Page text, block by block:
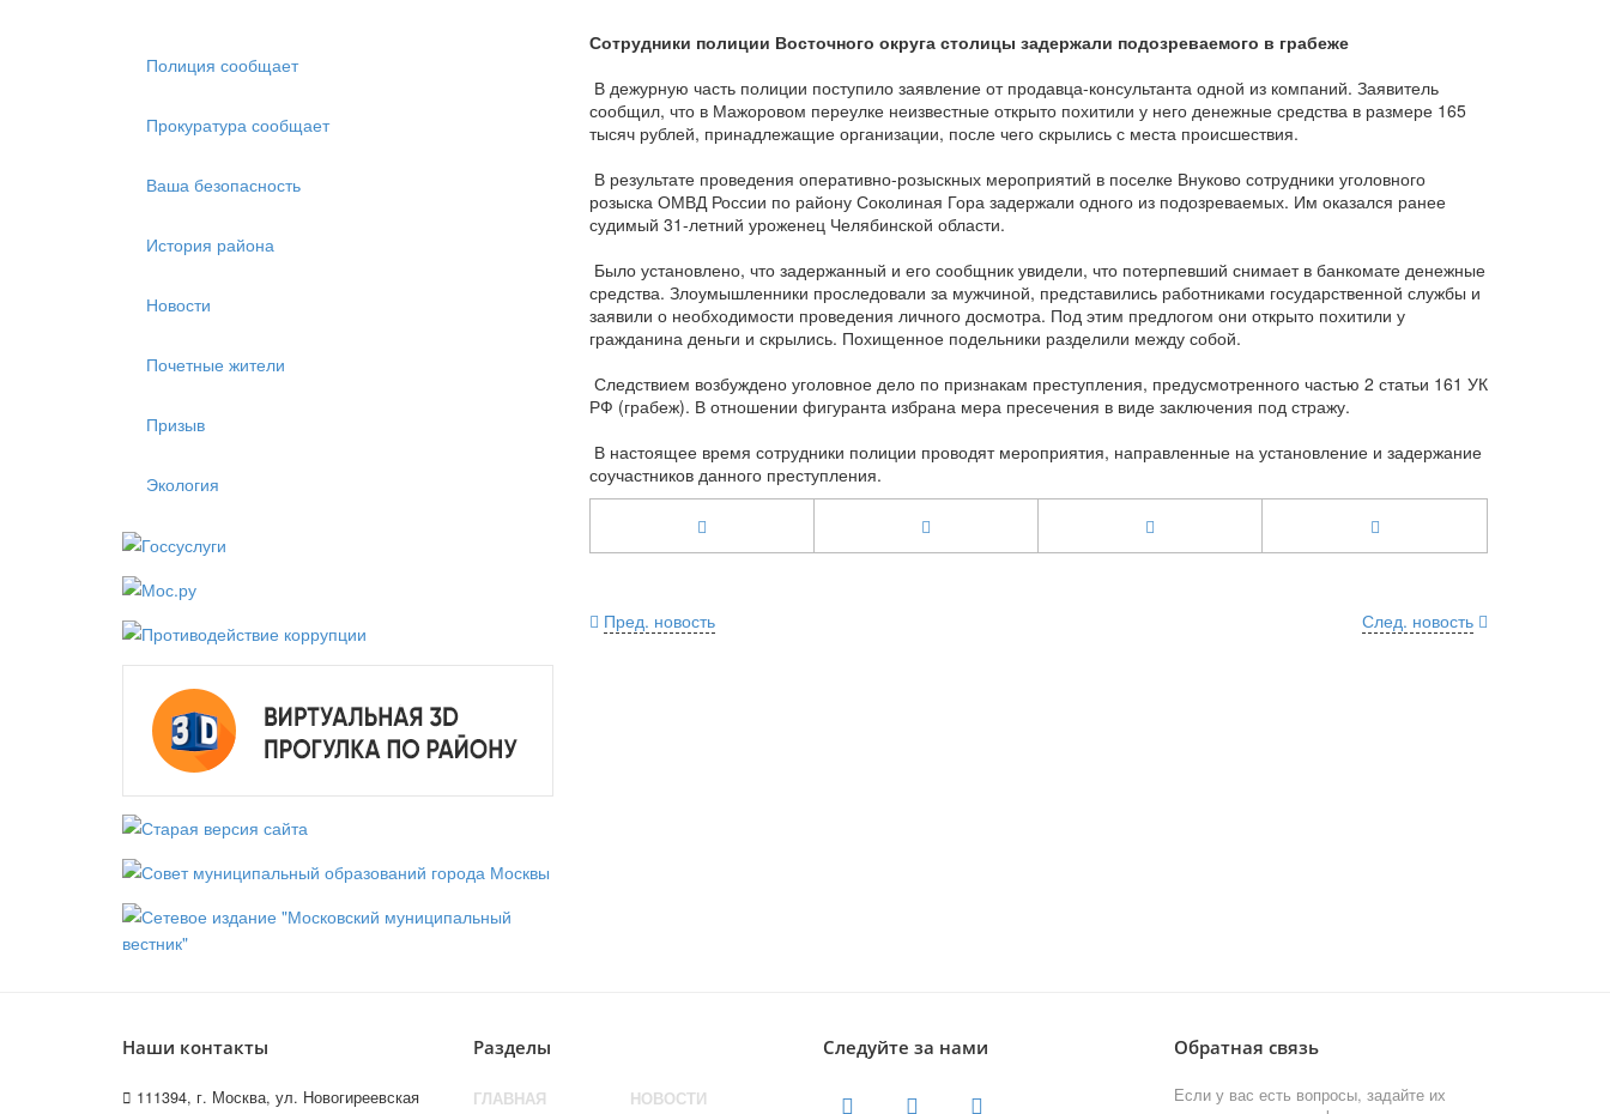
Полиция сообщает
Прокуратура сообщает
Ваша безопасность
История района
Новости
Почетные жители
Призыв
Экология
Сотрудники полиции Восточного округа столицы задержали подозреваемого в грабеже
В дежурную часть полиции поступило заявление от продавца-консультанта одной из компаний. Заявитель
сообщил, что в Мажоровом переулке неизвестные открыто похитили у него денежные средства в размере 165
тысяч рублей, принадлежащие организации, после чего скрылись с места происшествия.
В результате проведения оперативно-розыскных мероприятий в поселке Внуково сотрудники уголовного
розыска ОМВД России по району Соколиная Гора задержали одного из подозреваемых. Им оказался ранее
судимый 31-летний уроженец Челябинской области.
Было установлено, что задержанный и его сообщник увидели, что потерпевший снимает в банкомате денежные
средства. Злоумышленники проследовали за мужчиной, представились работниками государственной службы и
заявили о необходимости проведения личного досмотра. Под этим предлогом они открыто похитили у
гражданина деньги и скрылись. Похищенное подельники разделили между собой.
Следствием возбуждено уголовное дело по признакам преступления, предусмотренного частью 2 статьи 161 УК
РФ (грабеж). В отношении фигуранта избрана мера пресечения в виде заключения под стражу.
В настоящее время сотрудники полиции проводят мероприятия, направленные на установление и задержание
соучастников данного преступления.
След. новость
Пред. новость
Наши контакты
111394, г. Москва, ул. Новогиреевская
Разделы
ГЛАВНАЯ НОВОСТИ
Следуйте за нами Обратная связь
Если у вас есть вопросы, задайте их